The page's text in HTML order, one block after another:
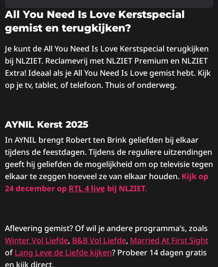
Lees
meer
over
All You Need Is Love Kerstspecial
gemist en terugkijken?
Je kunt de All You Need Is Love Kerstspecial terugkijken
bij NLZIET. Reclamevrij met NLZIET Premium en NLZIET
Extra! Ideaal als je All You Need Is Love gemist hebt. Kijk
op je tv, tablet, of telefoon. Thuis of onderweg.
AYNIL Kerst 2025
In AYNIL brengt Robert ten Brink geliefden bij elkaar
tijdens de feestdagen. Tijdens de reguliere uitzendingen
geeft hij geliefden de mogelijkheid om op televisie tegen
elkaar te zeggen hoeveel ze van elkaar houden. Kijk op
24 december op RTL 4 live bij NLZIET.
Aflevering gemist? Of wil je andere programma’s, zoals
Winter Vol Liefde, B&B Vol Liefde, Married At First Sight
ofLang Leve de Liefde kijken? Probeer 14 dagen gratis
en kijk direct.